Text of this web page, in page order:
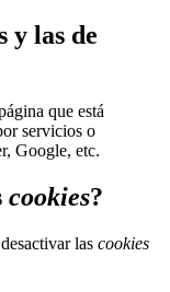
y las de
que está
servicios o
Google, etc.
cookies?
las cookies